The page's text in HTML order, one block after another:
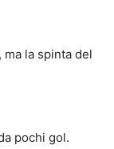
la spinta del
pochi gol.